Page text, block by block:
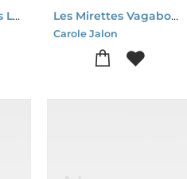
50 Aventures Dans La Nature : Jouer Dehors Pour Grandir Dedans Les Mirettes Vagabondes
Carole Jalon